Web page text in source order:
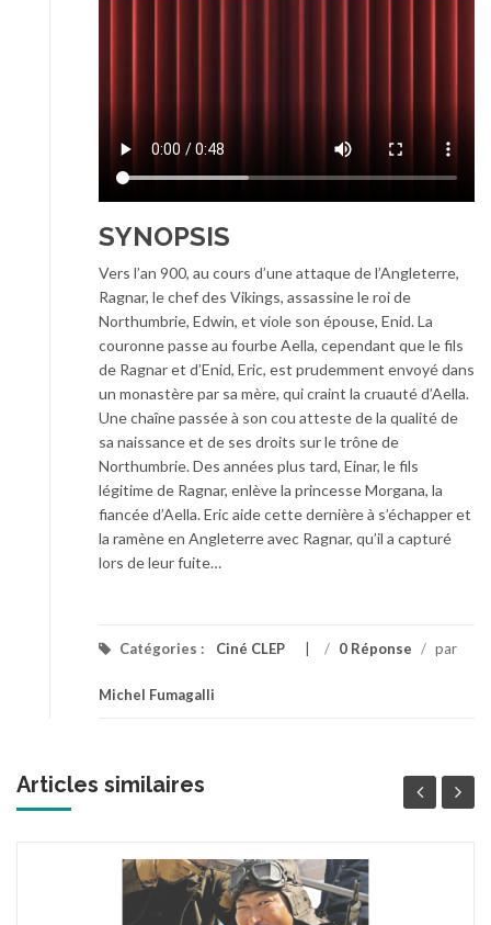
SYNOPSIS
Vers l’an 900, au cours d’une attaque de l’Angleterre,
Ragnar, le chef des Vikings, assassine le roi de
Northumbrie, Edwin, et viole son épouse, Enid. La
couronne passe au fourbe Aella, cependant que le fils
de Ragnar et d’Enid, Eric, est prudemment envoyé dans
un monastère par sa mère, qui craint la cruauté d’Aella.
Une chaîne passée à son cou atteste de la qualité de
sa naissance et de ses droits sur le trône de
Northumbrie. Des années plus tard, Einar, le fils
légitime de Ragnar, enlève la princesse Morgana, la
fiancée d’Aella. Eric aide cette dernière à s’échapper et
la ramène en Angleterre avec Ragnar, qu’il a capturé
lors de leur fuite…
Catégories : Ciné CLEP / 0 Réponse / par
Michel Fumagalli
Articles similaires